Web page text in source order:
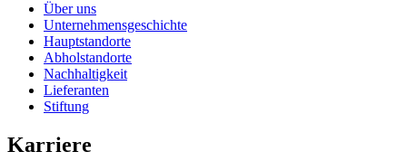
Über uns
Unternehmensgeschichte
Hauptstandorte
Abholstandorte
Nachhaltigkeit
Lieferanten
Stiftung
Karriere